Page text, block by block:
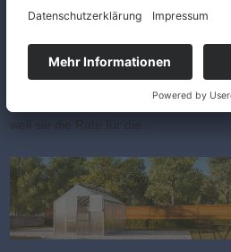
der kräftigen Leitzinserhöhung durch
die Europäische Zentralbank EZB und
weil sie die Rate für die…